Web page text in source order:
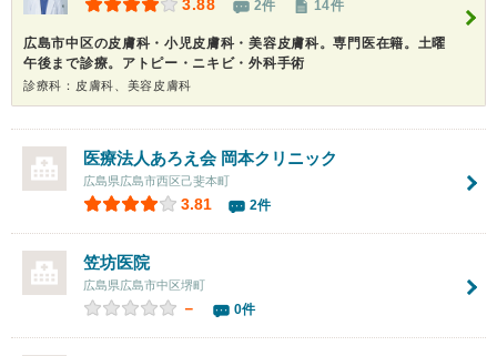
3.88 2件 14件
広島市中区の皮膚科・小児皮膚科・美容皮膚科。専門医在籍。土曜
午後まで診療。アトピー・ニキビ・外科手術
診療科：皮膚科、美容皮膚科
医療法人あろえ会 岡本クリニック
広島県広島市西区己斐本町
3.81 2件
笠坊医院
広島県広島市中区堺町
－ 0件